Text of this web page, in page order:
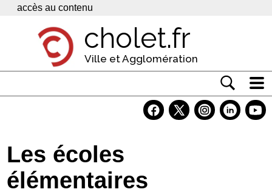
Panneau de gestion des cookies
accès au contenu
cholet.fr
Ville et Agglomération
Economie
Services
Les écoles
élémentaires